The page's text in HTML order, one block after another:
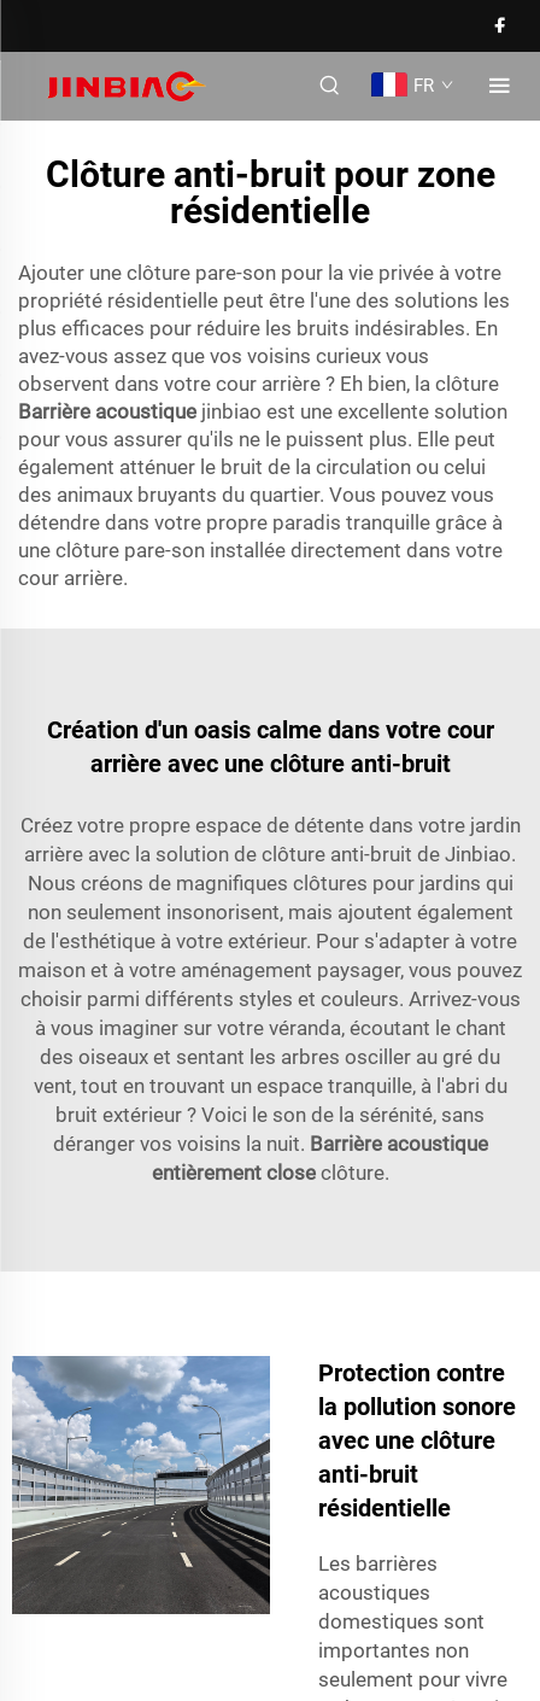
FR
Clôture anti-bruit pour zone
résidentielle
Ajouter une clôture pare-son pour la vie privée à votre
propriété résidentielle peut être l'une des solutions les
plus efficaces pour réduire les bruits indésirables. En
avez-vous assez que vos voisins curieux vous
observent dans votre cour arrière ? Eh bien, la clôture
Barrière acoustique jinbiao est une excellente solution
pour vous assurer qu'ils ne le puissent plus. Elle peut
également atténuer le bruit de la circulation ou celui
des animaux bruyants du quartier. Vous pouvez vous
détendre dans votre propre paradis tranquille grâce à
une clôture pare-son installée directement dans votre
cour arrière.
Création d'un oasis calme dans votre cour
arrière avec une clôture anti-bruit
Créez votre propre espace de détente dans votre jardin
arrière avec la solution de clôture anti-bruit de Jinbiao.
Nous créons de magnifiques clôtures pour jardins qui
non seulement insonorisent, mais ajoutent également
de l'esthétique à votre extérieur. Pour s'adapter à votre
maison et à votre aménagement paysager, vous pouvez
choisir parmi différents styles et couleurs. Arrivez-vous
à vous imaginer sur votre véranda, écoutant le chant
des oiseaux et sentant les arbres osciller au gré du
vent, tout en trouvant un espace tranquille, à l'abri du
bruit extérieur ? Voici le son de la sérénité, sans
déranger vos voisins la nuit. Barrière acoustique
entièrement close clôture.
Protection contre
la pollution sonore
avec une clôture
anti-bruit
résidentielle
Les barrières
acoustiques
domestiques sont
importantes non
seulement pour vivre